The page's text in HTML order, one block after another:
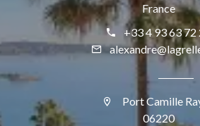
France
+33 4 93 63 72
Port Camille
06220